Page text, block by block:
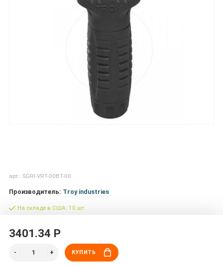
арт.: SGRI-VRT-00BT-00
Производитель: Troy industries
На складе в США: 10 шт.
3401.34 Р
КУПИТЬ